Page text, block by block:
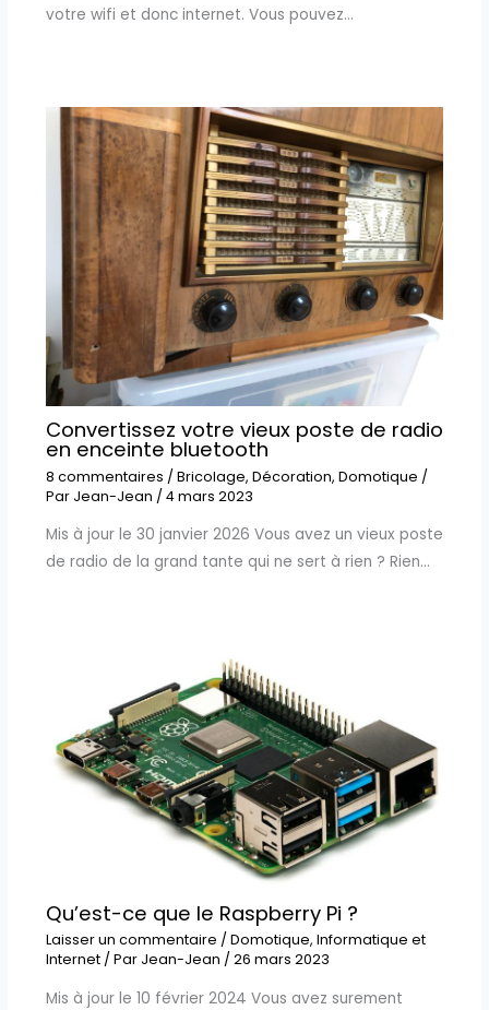
votre wifi et donc internet. Vous pouvez…
Convertissez votre vieux poste de radio
en enceinte bluetooth
8 commentaires / Bricolage, Décoration, Domotique /
Par Jean-Jean / 4 mars 2023
Mis à jour le 30 janvier 2026 Vous avez un vieux poste
de radio de la grand tante qui ne sert à rien ? Rien…
Qu’est-ce que le Raspberry Pi ?
Laisser un commentaire / Domotique, Informatique et
Internet/ Par Jean-Jean / 26 mars 2023
Mis à jour le 10 février 2024 Vous avez surement